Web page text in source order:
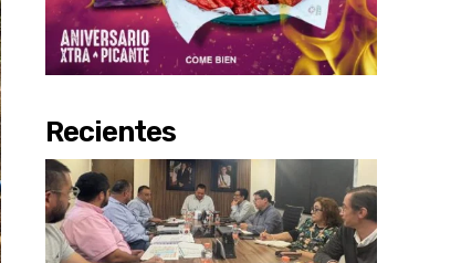
Recientes